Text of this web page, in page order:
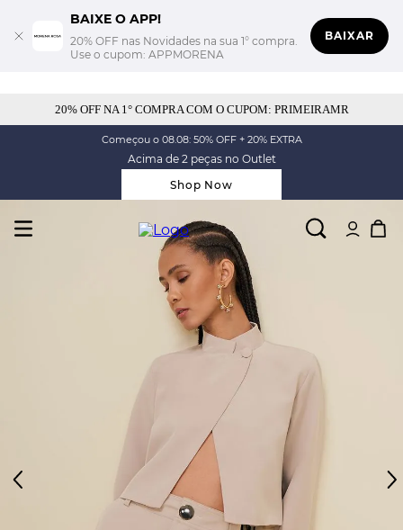
BAIXE O APP!
20% OFF nas Novidades na sua 1° compra.
Use o cupom: APPMORENA
BAIXAR
20% OFF NA 1° COMPRA COM O CUPOM: PRIMEIRAMR
Começou o 08.08: 50% OFF + 20% EXTRA
Acima de 2 peças no Outlet
Shop Now